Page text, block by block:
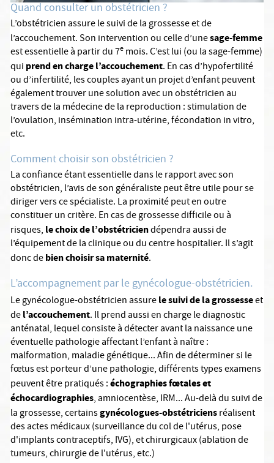
Quand consulter un obstétricien ?
L’obstétricien assure le suivi de la grossesse et de
l’accouchement. Son intervention ou celle d’unesage-femme
est essentielle à partir du 7e mois. C’est lui (ou la sage-femme)
qui prend en charge l’accouchement. En cas d’hypofertilité
ou d’infertilité, les couples ayant un projet d’enfant peuvent
également trouver une solution avec un obstétricien au
travers de la médecine de la reproduction : stimulation de
l’ovulation, insémination intra-utérine, fécondation in vitro,
etc.
Comment choisir son obstétricien ?
La confiance étant essentielle dans le rapport avec son
obstétricien, l’avis de son généraliste peut être utile pour se
diriger vers ce spécialiste. La proximité peut en outre
constituer un critère. En cas de grossesse difficile ou à
risques, le choix de l’obstétriciendépendra aussi de
l’équipement de la clinique ou du centre hospitalier. Il s’agit
donc debien choisir sa maternité.
L’accompagnement par le gynécologue-obstétricien.
Le gynécologue-obstétricien assurele suivi de la grossesseet
del’accouchement. Il prend aussi en charge le diagnostic
anténatal, lequel consiste à détecter avant la naissance une
éventuelle pathologie affectant l’enfant à naître :
malformation, maladie génétique... Afin de déterminer si le
fœtus est porteur d’une pathologie, différents types examens
peuvent être pratiqués :échographies fœtales et
échocardiographies, amniocentèse, IRM... Au-delà du suivi de
la grossesse, certainsgynécologues-obstétriciensréalisent
des actes médicaux (surveillance du col de l'utérus, pose
d'implants contraceptifs, IVG), et chirurgicaux (ablation de
tumeurs, chirurgie de l'utérus, etc.)